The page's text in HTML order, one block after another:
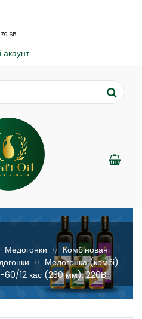
79 65
акаунт
Медогонки // Комбіновані
//
Медогонка (комбі)
60/12 кас (230 мм), 220В